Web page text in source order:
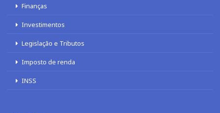
Finanças
Investimentos
Legislação e Tributos
Imposto de renda
INSS